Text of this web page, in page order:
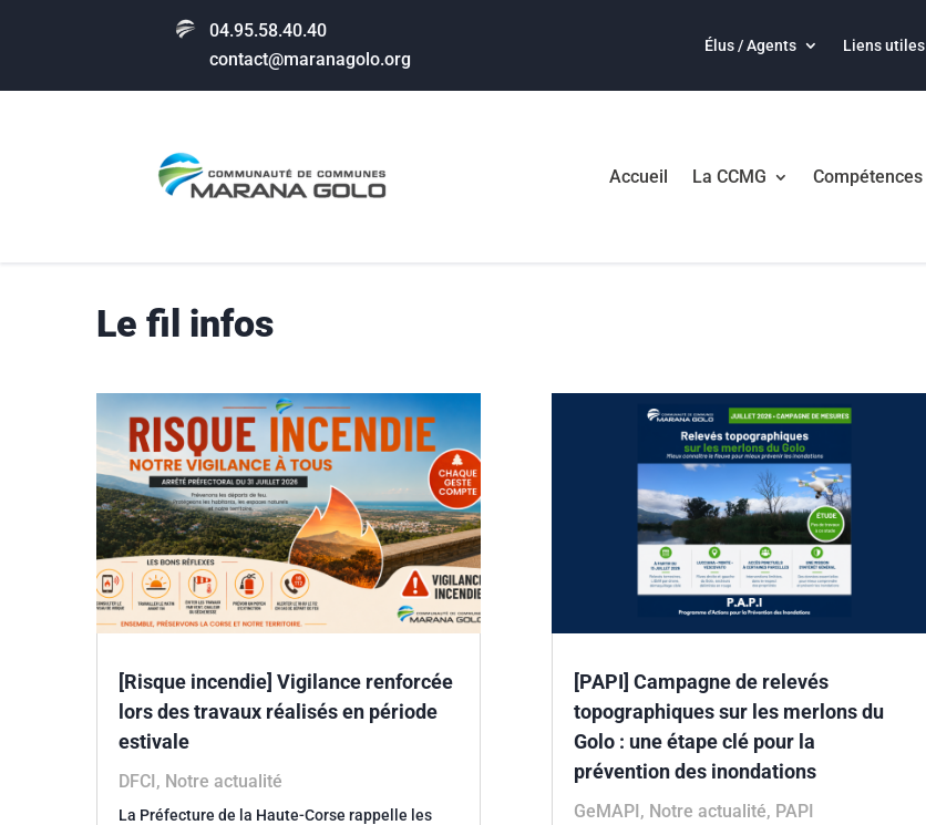
04.95.58.40.40
contact@maranagolo.org
Élus / Agents Liens utiles
Accueil La CCMG Compétences
Le fil infos
[Risque incendie] Vigilance renforcée
lors des travaux réalisés en période
estivale
DFCI, Notre actualité
La Préfecture de la Haute-Corse rappelle les
[PAPI] Campagne de relevés
topographiques sur les merlons du
Golo : une étape clé pour la
prévention des inondations
GeMAPI, Notre actualité, PAPI